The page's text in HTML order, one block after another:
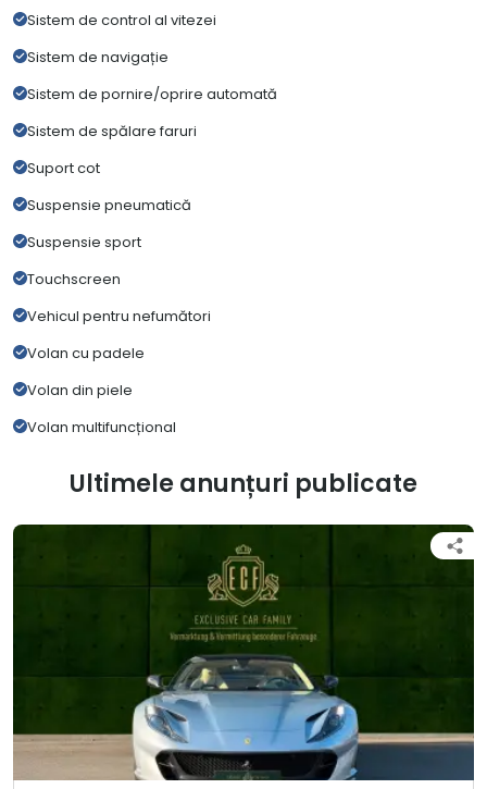
Sistem de control al vitezei
Sistem de navigație
Sistem de pornire/oprire automată
Sistem de spălare faruri
Suport cot
Suspensie pneumatică
Suspensie sport
Touchscreen
Vehicul pentru nefumători
Volan cu padele
Volan din piele
Volan multifuncțional
Ultimele anunțuri publicate